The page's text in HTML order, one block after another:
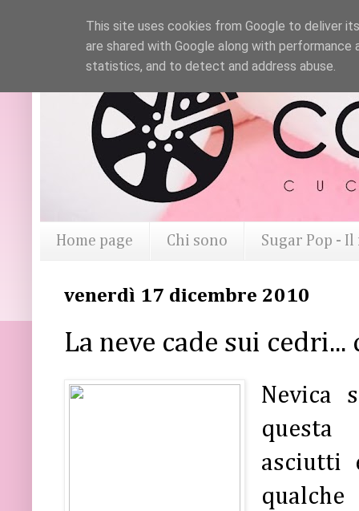
Home page Chi sono Sugar Pop -
venerdì 17 dicembre 2010
La neve cade sui
Nevica
questa
asciutti
This site uses cookies from Google to deliver
are shared with Google along with
statistics, and to detect and address abuse.